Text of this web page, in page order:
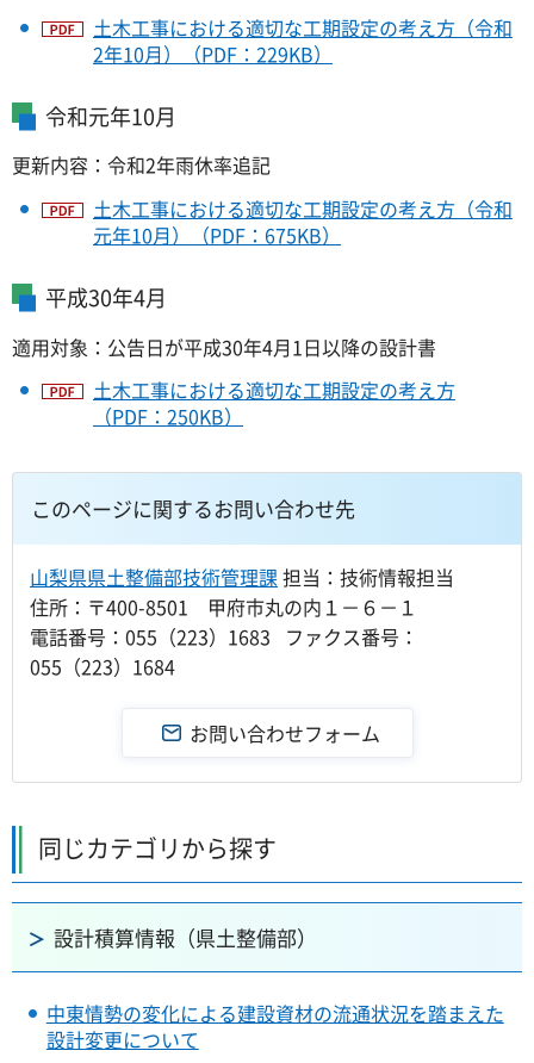
土木工事における適切な工期設定の考え方（令和
2年10月）（PDF：229KB）
令和元年10月
更新内容：令和2年雨休率追記
土木工事における適切な工期設定の考え方（令和
元年10月）（PDF：675KB）
平成30年4月
適用対象：公告日が平成30年4月1日以降の設計書
土木工事における適切な工期設定の考え方
（PDF：250KB）
このページに関するお問い合わせ先
山梨県県土整備部技術管理課担当：技術情報担当
住所：〒400-8501 甲府市丸の内１－６－１
電話番号：055（223）1683 ファクス番号：
055（223）1684
同じカテゴリから探す
設計積算情報（県土整備部）
中東情勢の変化による建設資材の流通状況を踏まえた
設計変更について